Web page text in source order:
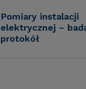
Pomiary instalacji
elektrycznej –
protokół